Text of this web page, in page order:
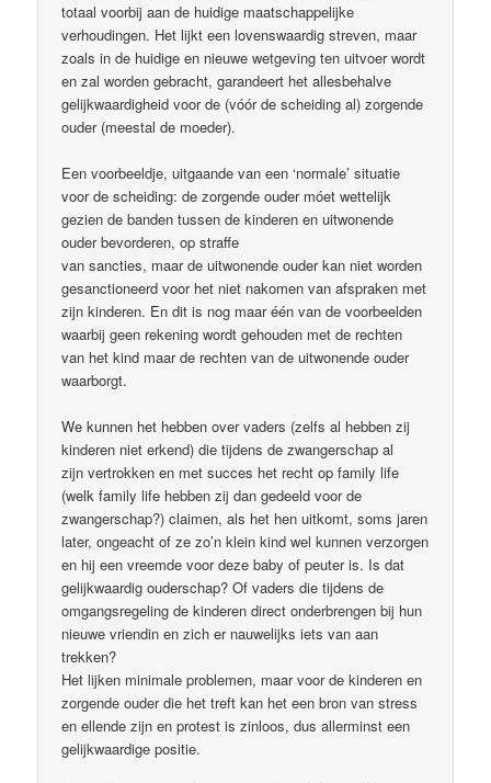
totaal voorbij aan de huidige maatschappelijke
verhoudingen. Het lijkt een lovenswaardig streven, maar
zoals in de huidige en nieuwe wetgeving ten uitvoer wordt
en zal worden gebracht, garandeert het allesbehalve
gelijkwaardigheid voor de (vóór de scheiding al) zorgende
ouder (meestal de moeder).
Een voorbeeldje, uitgaande van een ‘normale’ situatie
voor de scheiding: de zorgende ouder móet wettelijk
gezien de banden tussen de kinderen en uitwonende
ouder bevorderen, op straffe
van sancties, maar de uitwonende ouder kan niet worden
gesanctioneerd voor het niet nakomen van afspraken met
zijn kinderen. En dit is nog maar één van de voorbeelden
waarbij geen rekening wordt gehouden met de rechten
van het kind maar de rechten van de uitwonende ouder
waarborgt.
We kunnen het hebben over vaders (zelfs al hebben zij
kinderen niet erkend) die tijdens de zwangerschap al
zijn vertrokken en met succes het recht op family life
(welk family life hebben zij dan gedeeld voor de
zwangerschap?) claimen, als het hen uitkomt, soms jaren
later, ongeacht of ze zo’n klein kind wel kunnen verzorgen
en hij een vreemde voor deze baby of peuter is. Is dat
gelijkwaardig ouderschap? Of vaders die tijdens de
omgangsregeling de kinderen direct onderbrengen bij hun
nieuwe vriendin en zich er nauwelijks iets van aan
trekken?
Het lijken minimale problemen, maar voor de kinderen en
zorgende ouder die het treft kan het een bron van stress
en ellende zijn en protest is zinloos, dus allerminst een
gelijkwaardige positie.